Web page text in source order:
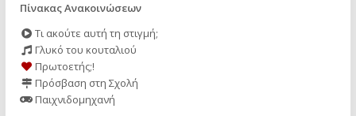
Πίνακας Ανακοινώσεων
Τι ακούτε αυτή τη στιγμή;
Γλυκό του κουταλιού
Πρωτοετής;!
Πρόσβαση στη Σχολή
Παιχνιδομηχανή